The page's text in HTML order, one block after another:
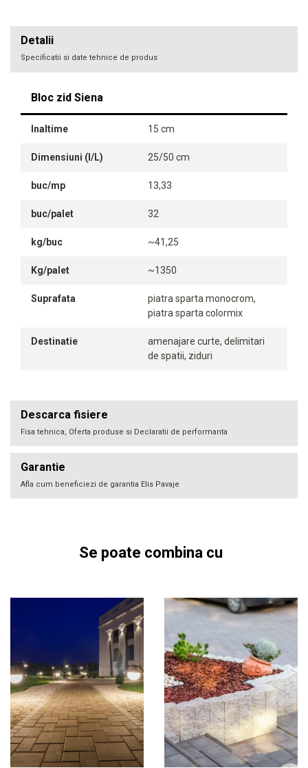
Detalii
Specificatii si date tehnice de produs
Bloc zid Siena
Inaltime 15 cm
Dimensiuni (l/L) 25/50 cm
buc/mp 13,33
buc/palet 32
kg/buc ~41,25
Kg/palet ~1350
Suprafata
piatra sparta monocrom,
piatra sparta colormix
Destinatie
amenajare curte, delimitari
de spatii, ziduri
Descarca fisiere
Fisa tehnica, Oferta produse si Declaratii de performanta
Garantie
Afla cum beneficiezi de garantia Elis Pavaje
Se poate combina cu